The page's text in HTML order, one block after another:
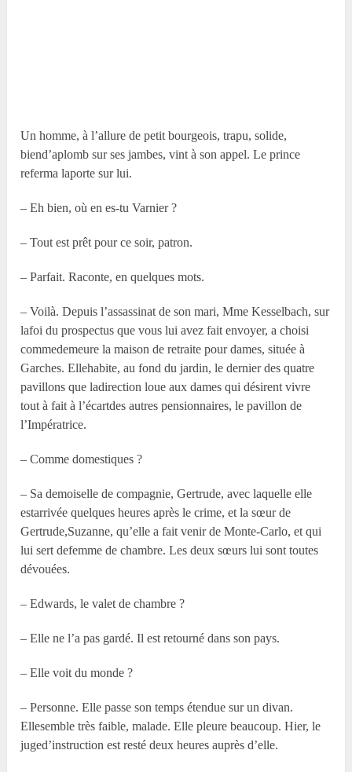
Un homme, à l’allure de petit bourgeois, trapu, solide,
biend’aplomb sur ses jambes, vint à son appel. Le prince
referma laporte sur lui.
– Eh bien, où en es-tu Varnier ?
– Tout est prêt pour ce soir, patron.
– Parfait. Raconte, en quelques mots.
– Voilà. Depuis l’assassinat de son mari, Mme Kesselbach, sur
lafoi du prospectus que vous lui avez fait envoyer, a choisi
commedemeure la maison de retraite pour dames, située à
Garches. Ellehabite, au fond du jardin, le dernier des quatre
pavillons que ladirection loue aux dames qui désirent vivre
tout à fait à l’écartdes autres pensionnaires, le pavillon de
l’Impératrice.
– Comme domestiques ?
– Sa demoiselle de compagnie, Gertrude, avec laquelle elle
estarrivée quelques heures après le crime, et la sœur de
Gertrude,Suzanne, qu’elle a fait venir de Monte-Carlo, et qui
lui sert defemme de chambre. Les deux sœurs lui sont toutes
dévouées.
– Edwards, le valet de chambre ?
– Elle ne l’a pas gardé. Il est retourné dans son pays.
– Elle voit du monde ?
– Personne. Elle passe son temps étendue sur un divan.
Ellesemble très faible, malade. Elle pleure beaucoup. Hier, le
juged’instruction est resté deux heures auprès d’elle.